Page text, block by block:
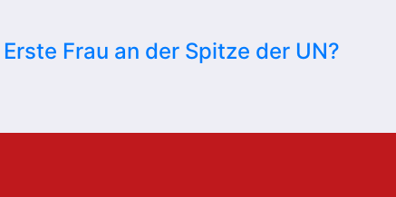
Erste Frau an der Spitze der UN?